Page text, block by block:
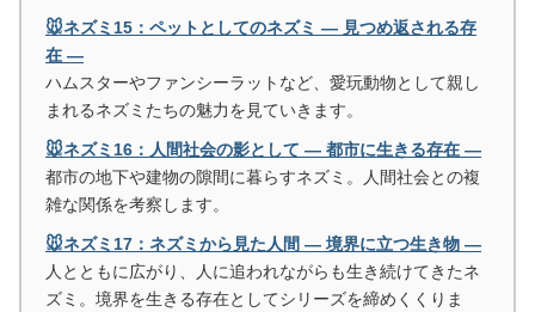
🐭ネズミ15：ペットとしてのネズミ ― 見つめ返される存
在 ―
ハムスターやファンシーラットなど、愛玩動物として親し
まれるネズミたちの魅力を見ていきます。
🐭ネズミ16：人間社会の影として ― 都市に生きる存在 ―
都市の地下や建物の隙間に暮らすネズミ。人間社会との複
雑な関係を考察します。
🐭ネズミ17：ネズミから見た人間 ― 境界に立つ生き物 ―
人とともに広がり、人に追われながらも生き続けてきたネ
ズミ。境界を生きる存在としてシリーズを締めくくりま